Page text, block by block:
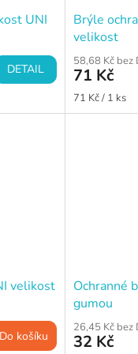
UNI
DETAIL
Brýle
velikost
58,68 Kč bez
71 Kč
Měrná
cena:
71 Kč / 1 ks
velikost
Do košíku
Ochranné
gumou
26,45 Kč bez
32 Kč